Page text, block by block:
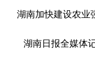
法律 中央
湖南加快建设农业
湖南日报全媒体